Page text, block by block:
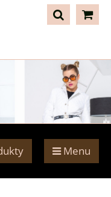
Menu